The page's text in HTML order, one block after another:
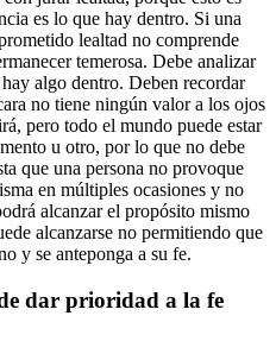
es lo que hay dentro. Si una
lealtad no comprende
temerosa. Debe analizar
algo dentro. Deben recordar
no tiene ningún valor a los ojos
pero todo el mundo puede estar
u otro, por lo que no debe
que una persona no provoque
en múltiples ocasiones y no
alcanzar el propósito mismo
alcanzarse no permitiendo que
y se anteponga a su fe.
dar prioridad a la fe